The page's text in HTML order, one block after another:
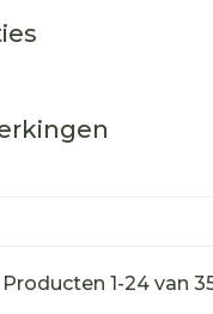
Producten 1-24van